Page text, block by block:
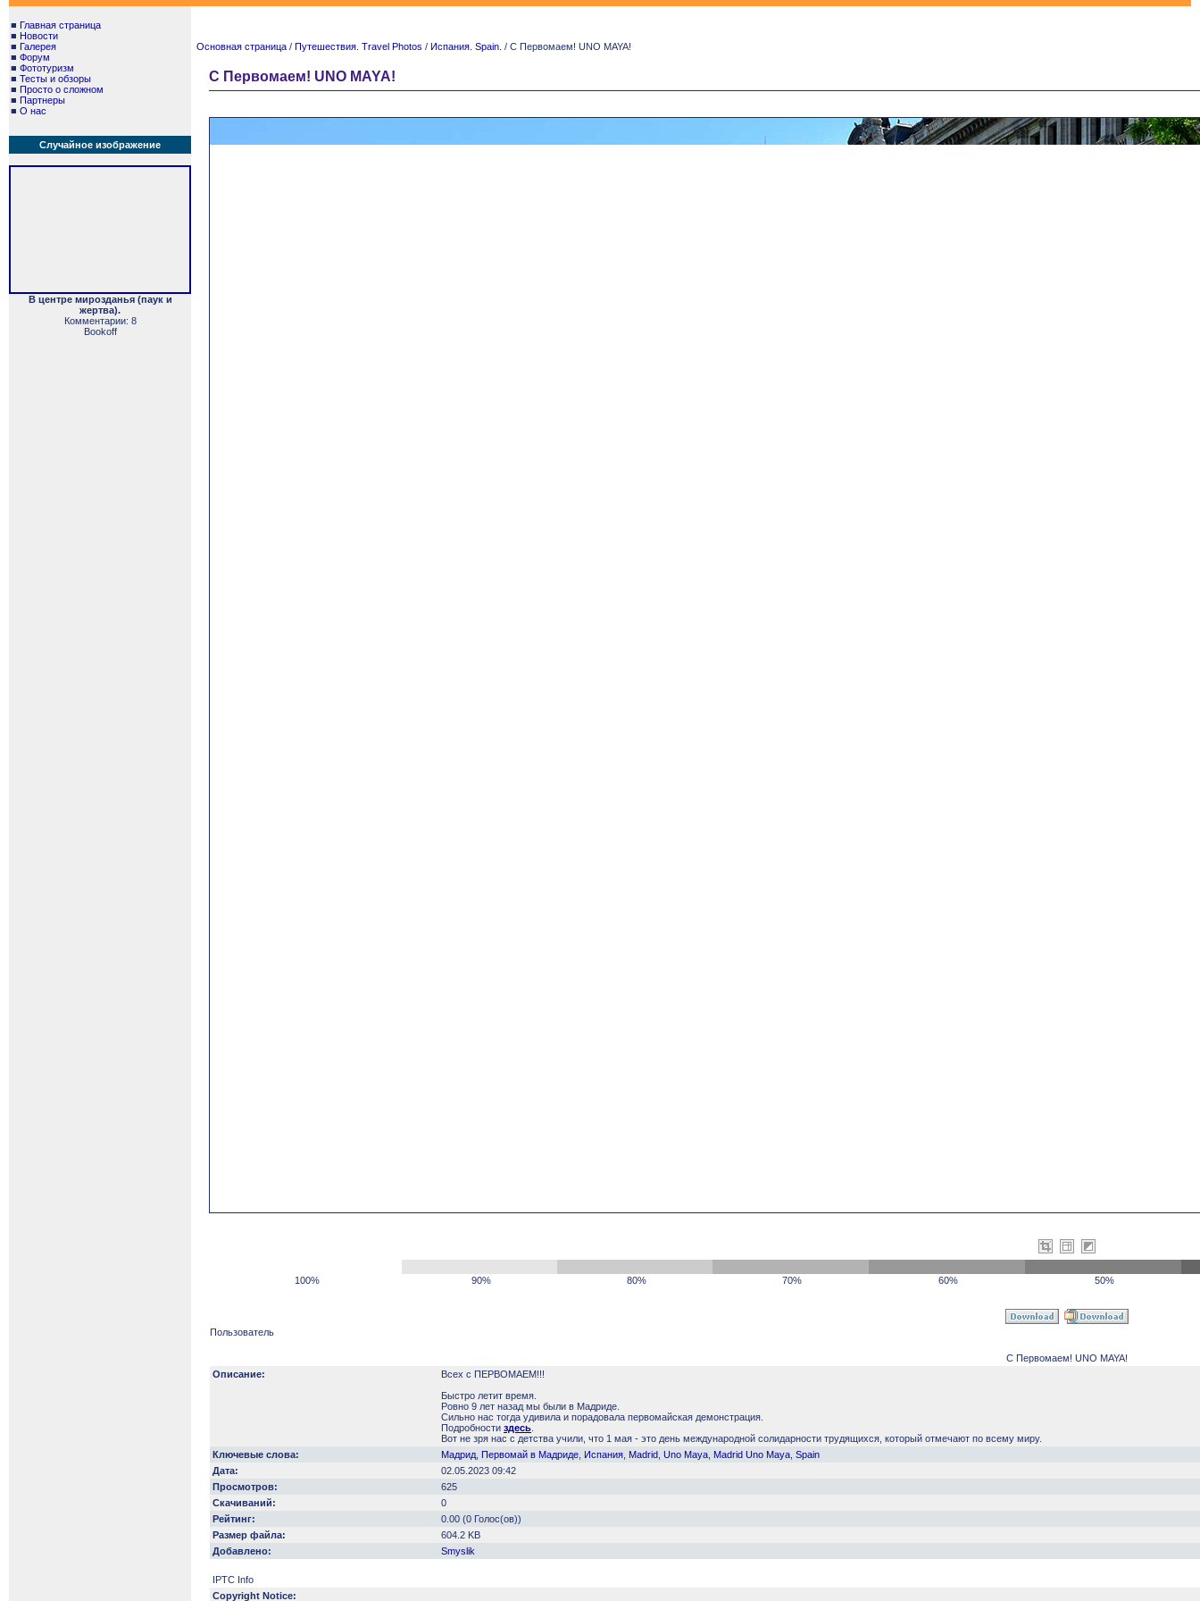
■ Главная страница
■ Новости
■ Галерея
■ Форум
■ Фототуризм
■ Тесты и обзоры
■ Просто о сложном
■ Партнеры
■ О нас
Случайное изображение
В центре мирозданья (паук и
жертва).
Комментарии: 8
Bookoff
Основная страница / Путешествия. Travel Photos / Испания. Spain. / С Первомаем! UNO MAYA!
С Первомаем! UNO MAYA!
100% 90% 80% 70% 60% 50%
Пользователь
С Первомаем! UNO MAYA!
Описание:
Всех с ПЕРВОМАЕМ!!!
Быстро летит время.
Ровно 9 лет назад мы были в Мадриде.
Сильно нас тогда удивила и порадовала первомайская демонстрация.
Подробности здесь
Вот не зря нас с детства учили, что 1 мая - это день международной солидарности трудящихся, который отмечают по всему миру.
Ключевые слова:
Мадрид Первомай в Мадриде Испания Madrid Uno Maya Madrid Uno Maya Spain
Дата:
02.05.2023 09:42
Просмотров:
625
Скачиваний:
0
Рейтинг:
0.00 (0 Голос(ов))
Размер файла:
604.2 KB
Добавлено:
Smyslik
IPTC Info
Copyright Notice: